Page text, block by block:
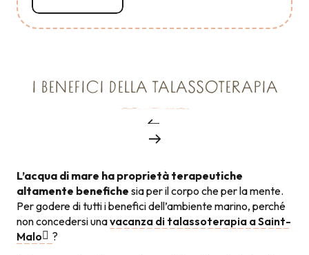
I BENEFICI DELLA TALASSOTERAPIA
L’acqua di mare ha proprietà terapeutiche
altamente benefiche sia per il corpo che per la mente.
Per godere di tutti i benefici dell’ambiente marino, perché
non concedersi unavacanza di talassoterapia a Saint-
Malo
?